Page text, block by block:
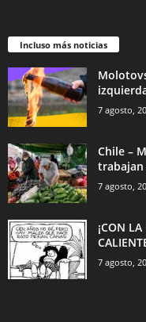
Incluso más noticias
7 agosto,
Chile –
trabajan
7 agosto,
¡CON
7 agosto,